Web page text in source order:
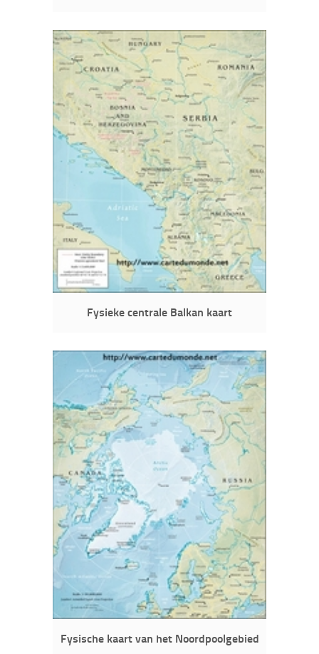
Fysieke centrale Balkan kaart
Fysische kaart van het Noordpoolgebied